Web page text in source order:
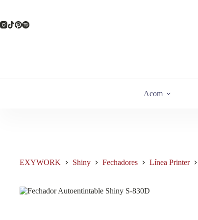
contenido
Acom
EXYWORK Shiny Fechadores Línea Printer